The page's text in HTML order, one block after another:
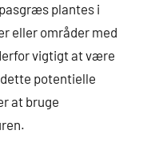
plantes i
eller områder med
vigtigt at være
potentielle
at bruge